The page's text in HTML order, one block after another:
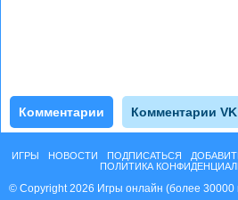
Комментарии Комментарии VK
ИГРЫ НОВОСТИ ПОДПИСАТЬСЯ
ПОЛИТИКА
© Copyright 2026 Игры онлайн (более 30000